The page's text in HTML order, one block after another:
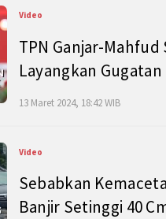
Video
TPN Ganjar-
Layangkan
13 Maret 2024, 18:42 WIB
Video
Sebabkan
Banjir Setinggi 40